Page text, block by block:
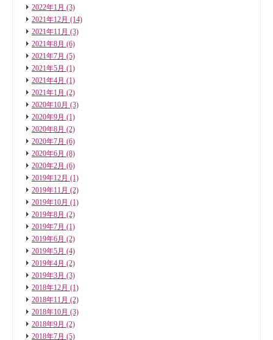
2022年1月 (3)
2021年12月 (14)
2021年11月 (3)
2021年8月 (6)
2021年7月 (5)
2021年5月 (1)
2021年4月 (1)
2021年1月 (2)
2020年10月 (3)
2020年9月 (1)
2020年8月 (2)
2020年7月 (6)
2020年6月 (8)
2020年2月 (6)
2019年12月 (1)
2019年11月 (2)
2019年10月 (1)
2019年8月 (2)
2019年7月 (1)
2019年6月 (2)
2019年5月 (4)
2019年4月 (2)
2019年3月 (3)
2018年12月 (1)
2018年11月 (2)
2018年10月 (3)
2018年9月 (2)
2018年7月 (5)